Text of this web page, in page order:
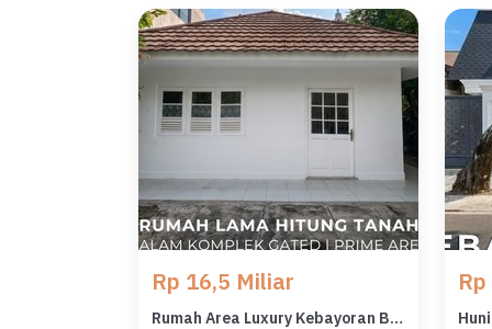
Rp 16,5 Miliar
Rumah Area Luxury Kebayoran Baru, Jakarta Selatan - Harga Terbaik 16,5 Miliar